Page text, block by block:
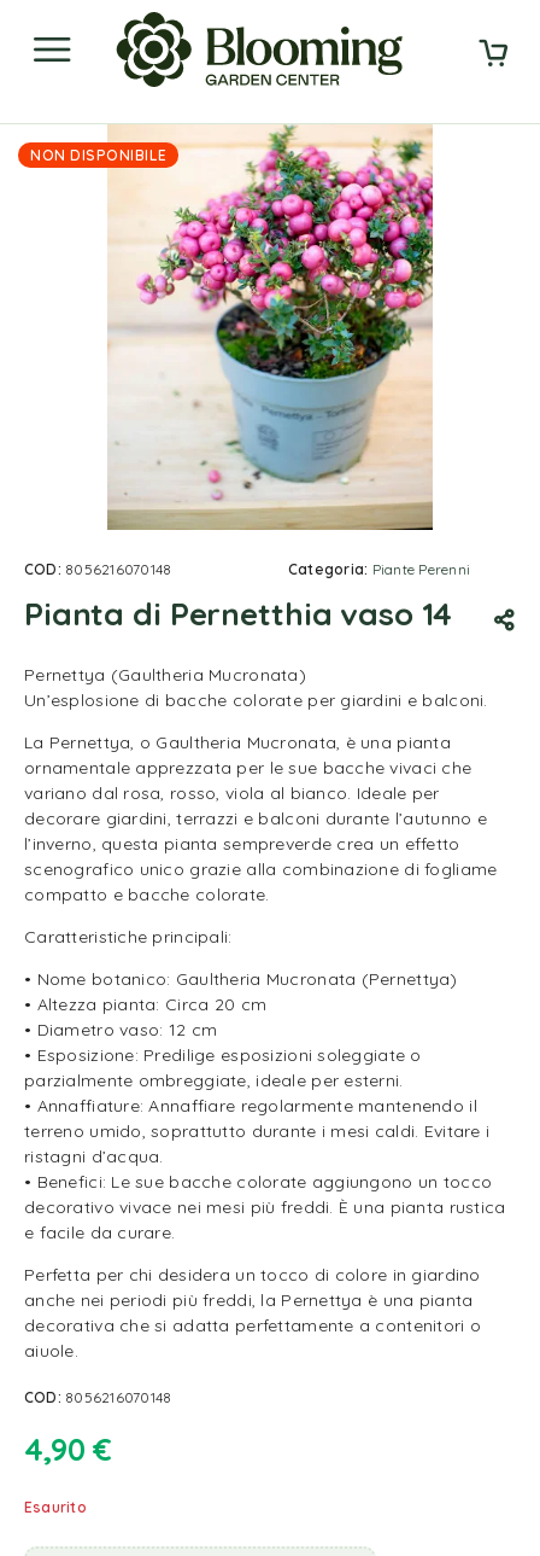
NON DISPONIBILE
COD: 8056216070148 Categoria: Piante Perenni
Pianta di Pernetthia vaso 14
Pernettya (Gaultheria Mucronata)
Un’esplosione di bacche colorate per giardini e balconi.
La Pernettya, o Gaultheria Mucronata, è una pianta
ornamentale apprezzata per le sue bacche vivaci che
variano dal rosa, rosso, viola al bianco. Ideale per
decorare giardini, terrazzi e balconi durante l’autunno e
l’inverno, questa pianta sempreverde crea un effetto
scenografico unico grazie alla combinazione di fogliame
compatto e bacche colorate.
Caratteristiche principali:
• Nome botanico: Gaultheria Mucronata (Pernettya)
• Altezza pianta: Circa 20 cm
• Diametro vaso: 12 cm
• Esposizione: Predilige esposizioni soleggiate o
parzialmente ombreggiate, ideale per esterni.
• Annaffiature: Annaffiare regolarmente mantenendo il
terreno umido, soprattutto durante i mesi caldi. Evitare i
ristagni d’acqua.
• Benefici: Le sue bacche colorate aggiungono un tocco
decorativo vivace nei mesi più freddi. È una pianta rustica
e facile da curare.
Perfetta per chi desidera un tocco di colore in giardino
anche nei periodi più freddi, la Pernettya è una pianta
decorativa che si adatta perfettamente a contenitori o
aiuole.
COD: 8056216070148
4,90 €
Esaurito